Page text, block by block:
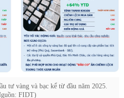
tư vàng và bạc kể từ đầu năm 2025.
FIDT)